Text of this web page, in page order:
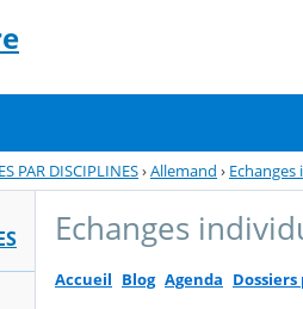
PAR DISCIPLINES›Allemand ›
Echanges
Accueil Blog Agenda